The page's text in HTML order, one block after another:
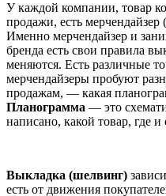
У каждой компании, товар
продажи, есть
Именно мерчендайзер и
бренда есть свои правила
меняются. Есть различные
мерчендайзеры пробуют
продажам, — какая
Планограмма — это
написано, какой товар, где и
Выкладка (шелвинг)
есть от движения